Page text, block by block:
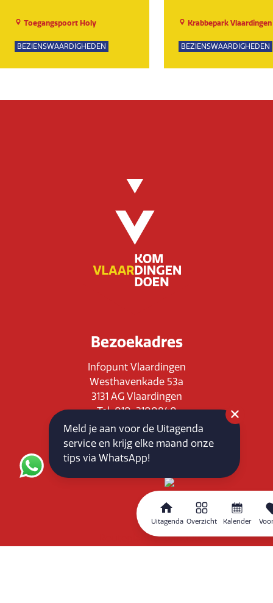
Uitagenda Overzicht Kalender
Toegangspoort Holy
BEZIENSWAARDIGHEDEN
Krabbepark Vlaardingen
BEZIENSWAARDIGHEDEN
Bezoekadres
Infopunt Vlaardingen
Westhavenkade 53a
3131 AG Vlaardingen
Tel: 010-3100840
E-mail: info@vlaardingenpartners.nl
KvK: 71555544
BTW : NL858760939B01
Routeplanner
Meld je aan voor de Uitagenda
service en krijg elke maand onze
tips via WhatsApp!